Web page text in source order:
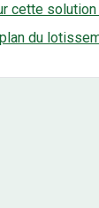
cette solution
du